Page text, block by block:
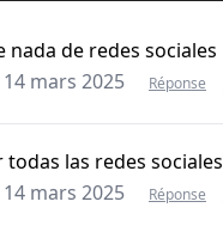
nada de redes sociales
14 mars 2025 Réponse
todas las redes sociales
14 mars 2025 Réponse